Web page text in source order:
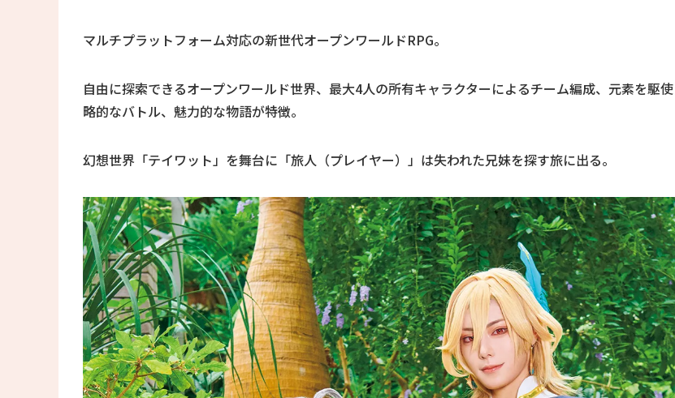
マルチプラットフォーム対応の新世代オープンワールドRPG。
自由に探索できるオープンワールド世界、最大4人の所有キャラクターによるチーム編成、元素を駆
略的なバトル、魅力的な物語が特徴。
幻想世界「テイワット」を舞台に「旅人（プレイヤー）」は失われた兄妹を探す旅に出る。